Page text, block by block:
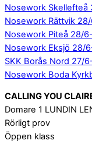
Nosework Skellefteå
Nosework Rättvik
Nosework Piteå 28/
Nosework Eksjö 28/
SKK Borås Nord 27/
Nosework Boda
CALLING YOU
Domare 1 LUNDIN
Rörligt prov
Öppen klass